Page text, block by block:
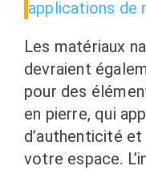
applications de
Les matériaux
devraient
pour des
en pierre, qui
d’authenticité
votre espace.